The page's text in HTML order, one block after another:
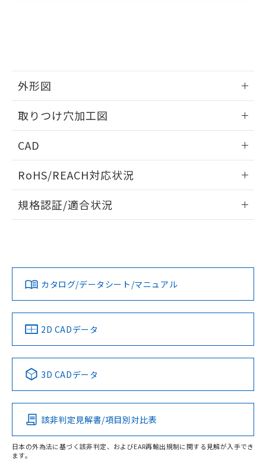
外形図
取りつけ穴加工図
CAD
ドすることができます。
ログイン/会員登録
ダウンロードデータをご利用いただく前に、以下を必ずお読
みください。
ソフトウェアの使用条件
RoHS/REACH対応状況
EU RoHS 注意事項・凡例
対応済み
中国 RoHS 注意事項・凡例
Pb Hg Cd Cr(VI)
O
規格認証/適合状況
カタログ/データシート/マニュアル
2D CADデータ
3D CADデータ
該非判定見解書/項目別対比表
日本の外為法に基づく該非判定、およびEAR再輸出規制に関する見解が入手でき
ます。
欄に対応日を記載しておりました。
既に当社にて対応品への在庫切替を完了
していることから、特段のことがない限
り、2022年1月12日より割愛しておりま
す。